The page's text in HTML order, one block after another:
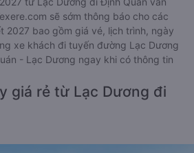
sẽ sớm thông báo cho các
2027 bao gồm giá vé, lịch trình, ngày
xe khách đi tuyến đường Lạc Dương
- Lạc Dương ngay khi có thông tin
giá rẻ từ Lạc Dương đi